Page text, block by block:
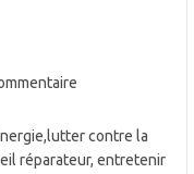
:
contre la
réparateur, entretenir